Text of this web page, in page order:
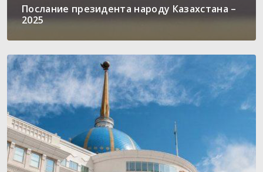
Послание президента народу Казахстана –
2025